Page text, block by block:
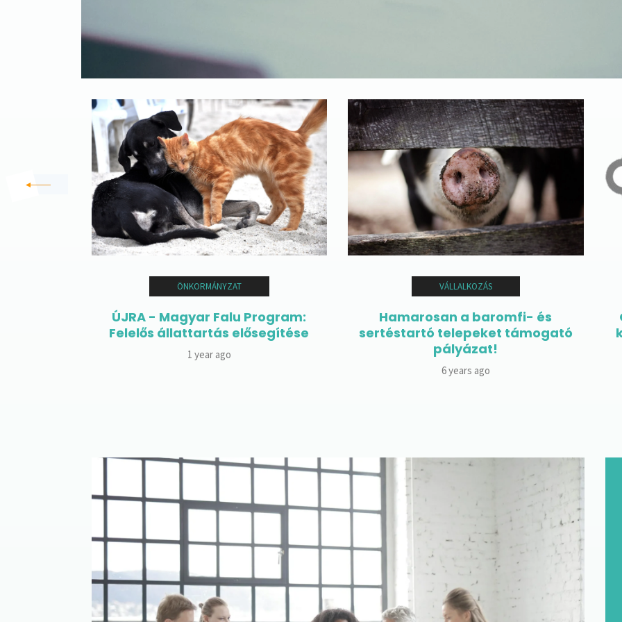
VÁLLALKOZÁS
Hamarosan a baromfi- és
sertéstartó telepeket támogató
pályázat!
VÁLLALKOZÁS
GINOP-1.2.-10-19 Mikro-, kis- és
középvállakozások technológiai
modernizációjának
támogatása